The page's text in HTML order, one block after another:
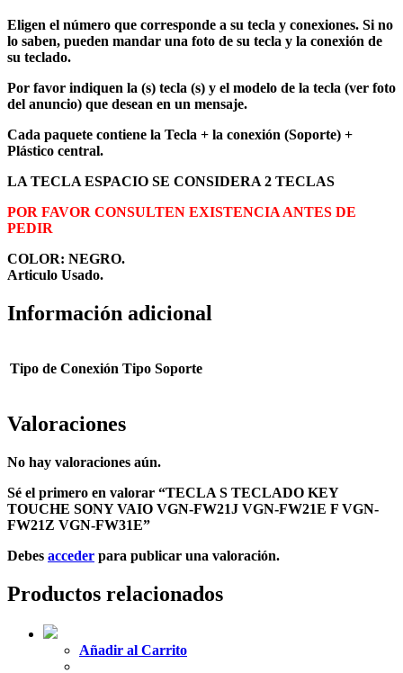
Eligen el número que corresponde a su tecla y conexiones. Si no
lo saben, pueden mandar una foto de su tecla y la conexión de
su teclado.
Por favor indiquen la (s) tecla (s) y el modelo de la tecla (ver foto
del anuncio) que desean en un mensaje.
Cada paquete contiene la Tecla + la conexión (Soporte) +
Plástico central.
LA TECLA ESPACIO SE CONSIDERA 2 TECLAS
POR FAVOR CONSULTEN EXISTENCIA ANTES DE
PEDIR
COLOR: NEGRO.
Articulo Usado.
Información adicional
Tipo de Conexión Tipo Soporte
Valoraciones
No hay valoraciones aún.
Sé el primero en valorar “TECLA S TECLADO KEY
TOUCHE SONY VAIO VGN-FW21J VGN-FW21E F VGN-
FW21Z VGN-FW31E”
Debes acceder para publicar una valoración.
Productos relacionados
Añadir al Carrito